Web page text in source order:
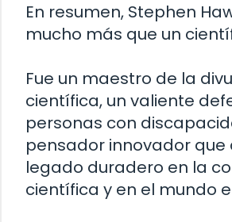
En resumen, Stephen
mucho más que un
Fue un maestro de la
científica, un valiente
personas con
pensador innovador que
legado duradero en la
científica y en el mundo